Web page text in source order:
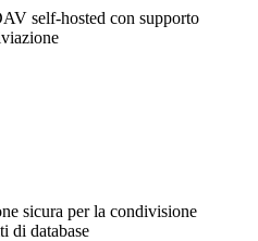
self-hosted con supporto
sicura per la condivisione
di database